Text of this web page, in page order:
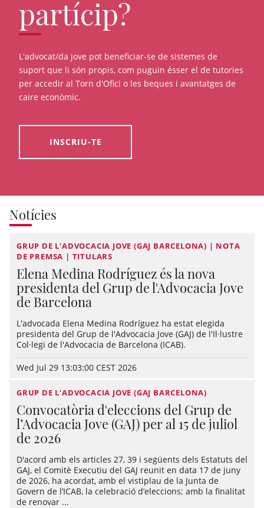
partícip?
L'advocat/da jove pot beneficiar-se de sistemes de
suport que li són propis, com puguin ésser el de tutories
per accedir al Torn d'Ofici o les beques i avantatges de
caire econòmic.
INSCRIU-TE
Notícies
GRUP DE L'ADVOCACIA JOVE (GAJ BARCELONA) | NOTA
DE PREMSA | TITULARS
Elena Medina Rodríguez és la nova
presidenta del Grup de l'Advocacia Jove
de Barcelona
L'advocada Elena Medina Rodríguez ha estat elegida
presidenta del Grup de l'Advocacia Jove (GAJ) de l'Il·lustre
Col·legi de l'Advocacia de Barcelona (ICAB).
Wed Jul 29 13:03:00 CEST 2026
GRUP DE L'ADVOCACIA JOVE (GAJ BARCELONA)
Convocatòria d'eleccions del Grup de
l’Advocacia Jove (GAJ) per al 15 de juliol
de 2026
D'acord amb els articles 27, 39 i següents dels Estatuts del
GAJ, el Comitè Executiu del GAJ reunit en data 17 de juny
de 2026, ha acordat, amb el vistiplau de la Junta de
Govern de l’ICAB, la celebració d’eleccions; amb la finalitat
de renovar ...